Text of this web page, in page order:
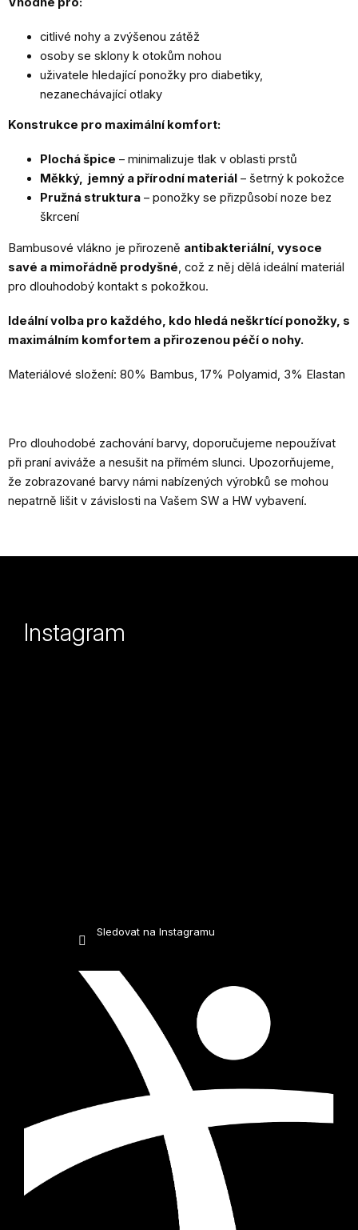
citlivé nohy a zvýšenou zátěž
osoby se sklony k otokům nohou
uživatele hledající ponožky pro diabetiky,
nezanechávající otlaky
Konstrukce pro maximální komfort:
Plochá špice – minimalizuje tlak v oblasti prstů
Měkký, jemný a přírodní materiál – šetrný k pokožce
Pružná struktura – ponožky se přizpůsobí noze bez
škrcení
Bambusové vlákno je přirozeně antibakteriální, vysoce
savé a mimořádně prodyšné, což z něj dělá ideální materiál
pro dlouhodobý kontakt s pokožkou.
Ideální volba pro každého, kdo hledá neškrtící ponožky, s
maximálním komfortem a přirozenou péčí o nohy.
Materiálové složení: 80% Bambus, 17% Polyamid, 3% Elastan
Pro dlouhodobé zachování barvy, doporučujeme nepoužívat
při praní aviváže a nesušit na přímém slunci. Upozorňujeme,
že zobrazované barvy námi nabízených výrobků se mohou
nepatrně lišit v závislosti na Vašem SW a HW vybavení.
Instagram
Sledovat na Instagramu